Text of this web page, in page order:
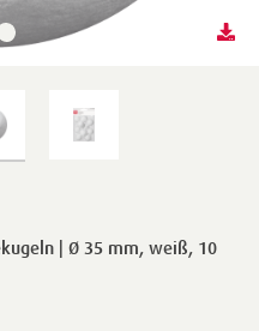
| Ø 35 mm, weiß, 10